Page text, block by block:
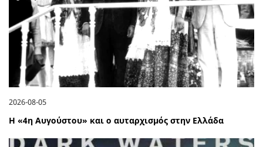
2026-08-05
Η «4η Αυγούστου» και ο αυταρχισμός στην Ελλάδα